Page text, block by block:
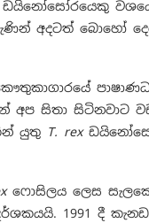
අදටත් බොහෝ
අප සිතා සිටිනවාට
යුතු T. rex
ෆොසිලය ලෙස
1991 දී